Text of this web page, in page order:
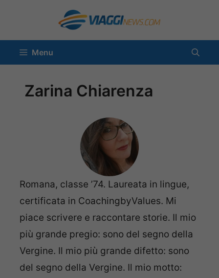
contenuto
Menu
Zarina Chiarenza
Romana, classe ’74. Laureata in lingue,
certificata in CoachingbyValues. Mi
piace scrivere e raccontare storie. Il mio
più grande pregio: sono del segno della
Vergine. Il mio più grande difetto: sono
del segno della Vergine. Il mio motto: